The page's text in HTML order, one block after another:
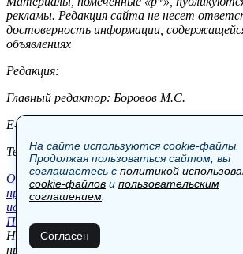
рекламы. Редакция сайта не несет
достоверность информации,
объявлениях
Редакция:
Главный редактор: Боровов М.С.
E-mail: site@vestnik.net, reb.msk@yandex.ru
Тел.: +7 (921) 720-00-97
Общество Экономика Контакты В мире
проекте Шоу-бизнес Политика Пресс-
использования cookie-файлов
Пользовательское соглашение
Новости, аналитика, прогнозы и другие
представленные на данном сайте, не
На сайте используются cookie-файлы.
Продолжая пользоваться сайтом, вы
соглашаетесь с политикой
cookie-файлов и пользовательским
соглашением
Согласен